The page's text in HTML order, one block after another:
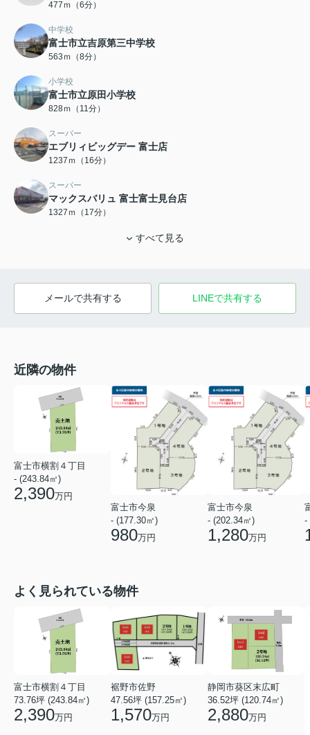
477ｍ（6分）
中学校
富士市立吉原第三中学校
563ｍ（8分）
小学校
富士市立原田小学校
828ｍ（11分）
スーパー
エブリィビッグデー 富士店
1237ｍ（16分）
スーパー
マックスバリュ 富士富士見台店
1327ｍ（17分）
すべて見る
メールで共有する LINEで共有する
近隣の物件
富士市横割４丁目
- (243.84㎡)
2,390万円
富士市今泉
- (177.30㎡)
980万円
富士市今泉
- (202.34㎡)
1,280万円
-
よく見られている物件
富士市横割４丁目
73.76坪 (243.84㎡)
2,390万円
裾野市佐野
47.56坪 (157.25㎡)
1,570万円
静岡市葵区末広町
36.52坪 (120.74㎡)
2,880万円